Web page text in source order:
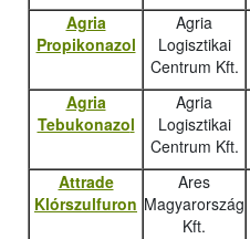
Agria
Propikonazol
Agria
Logisztikai
Centrum Kft.
Agria
Tebukonazol
Agria
Logisztikai
Centrum Kft.
Attrade
Klórszulfuron
Ares
Magyarország
Kft.